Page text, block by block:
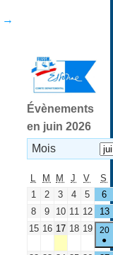
→
Évènements
en juin 2026
Mois
L M M J V
S
1
2 3 4 5
6
8
9 10 11 12
13
15 16 17 18 19
20
●